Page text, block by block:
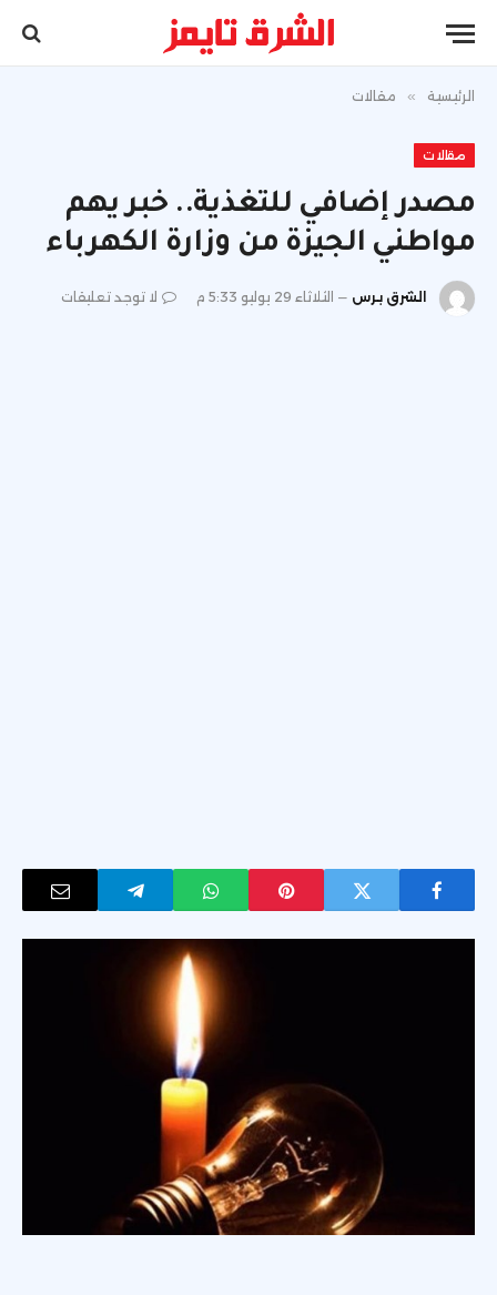
الرئيسية » مقالات
مقالات
مصدر إضافي للتغذية.. خبر يهم
مواطني الجيزة من وزارة الكهرباء
الشرق برس الثلاثاء 29 يوليو 5:33 م لا توجد تعليقات